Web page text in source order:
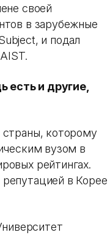
своей
в зарубежные
и подал
и другие,
страны, которому
вузом в
рейтингах.
в Корее